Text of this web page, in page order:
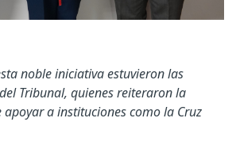
noble iniciativa estuvieron las
Tribunal, quienes reiteraron la
a instituciones como la Cruz